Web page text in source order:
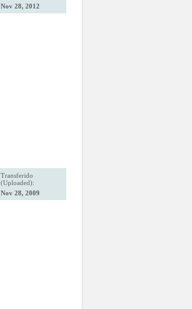
Nov 28, 2012
Transferido
(Uploaded):
Nov 28, 2009